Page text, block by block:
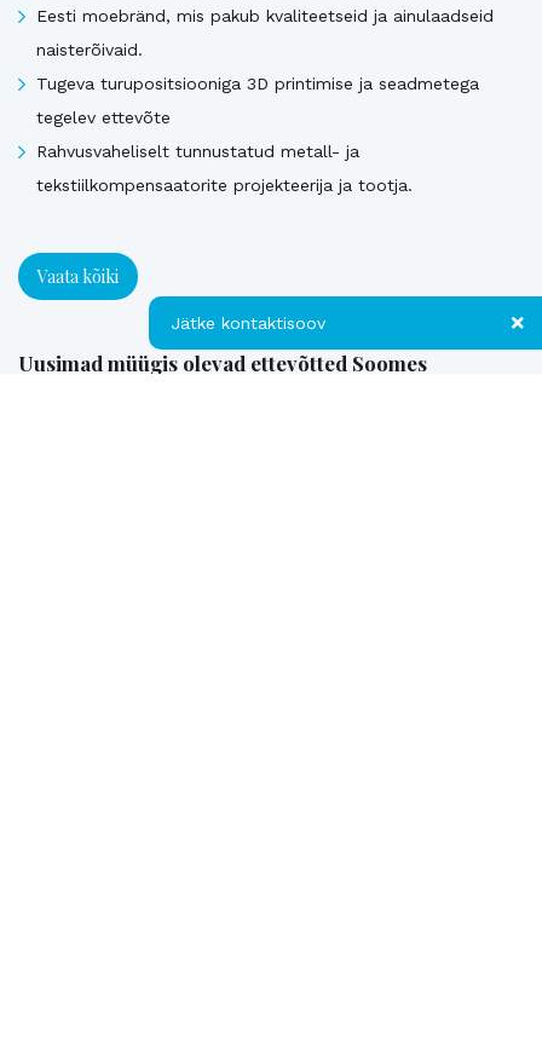
Eesti moebränd, mis pakub kvaliteetseid ja ainulaadseid
naisterõivaid.
Tugeva turupositsiooniga 3D printimise ja seadmetega
tegelev ettevõte
Rahvusvaheliselt tunnustatud metall- ja
tekstiilkompensaatorite projekteerija ja tootja.
Vaata kõiki
Uusimad müügis olevad ettevõtted Soomes
Jätke kontaktisoov